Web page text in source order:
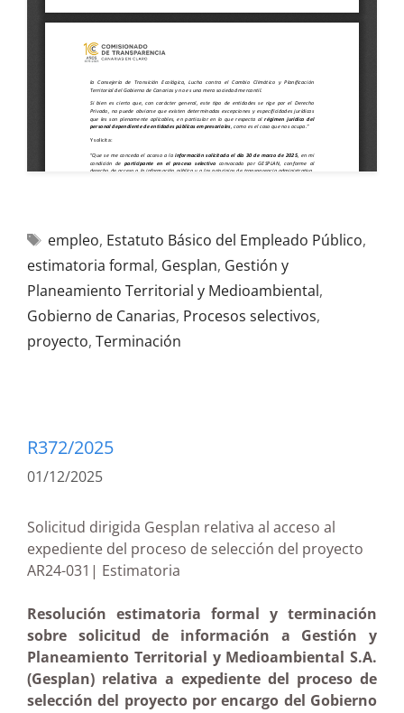
empleo, Estatuto Básico del Empleado Público,
estimatoria formal, Gesplan, Gestión y
Planeamiento Territorial y Medioambiental,
Gobierno de Canarias, Procesos selectivos,
proyecto, Terminación
R372/2025
01/12/2025
Solicitud dirigida Gesplan relativa al acceso al
expediente del proceso de selección del proyecto
AR24-031| Estimatoria
Resolución estimatoria formal y terminación
sobre solicitud de información a Gestión y
Planeamiento Territorial y Medioambiental S.A.
(Gesplan) relativa a expediente del proceso de
selección del proyecto por encargo del Gobierno